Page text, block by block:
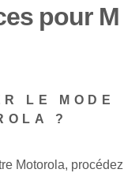
pour M
LE MODE
?
Motorola, procédez